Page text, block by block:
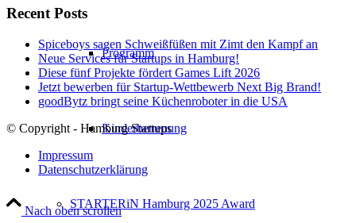
Programm
Kinderbetreuung
STARTERiN Hamburg 2025 Award
Recent Posts
Spiceboys sagen Schweißfüßen mit Zimt den Kampf an
Neue Services für Startups in Hamburg!
Diese fünf Projekte fördert Games Lift 2026
Jetzt bewerben für Startup-Wettbewerb Next Big Brand!
goodBytz bringt seine Küchenroboter in die USA
© Copyright - Hamburg Startups
Impressum
Datenschutzerklärung
Nach oben scrollen